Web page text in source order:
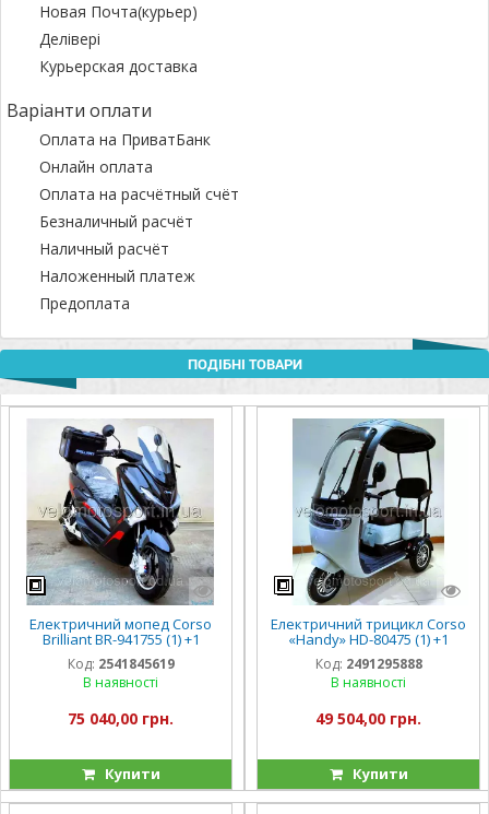
Новая Почта(курьер)
Делівері
Курьерская доставка
Варіанти оплати
Оплата на ПриватБанк
Онлайн оплата
Оплата на расчётный счёт
Безналичный расчёт
Наличный расчёт
Наложенный платеж
Предоплата
ПОДІБНІ ТОВАРИ
Електричний мопед Corso
Brilliant BR-941755 (1) +1
ЯЩИК АКУМ., +1 ЯЩИК
БАГАЖНИК, двигун 2000W,
акумулятор 72V/
Код: 2541845619
В наявності
75 040,00 грн.
Купити
Електричний трицикл Corso
«Handy» HD-80475 (1) +1
ЯЩИК АКУМ., двигун 800W,
акумулятор 72V/20Ah,
колеса 300-10,
Код: 2491295888
В наявності
49 504,00 грн.
Купити